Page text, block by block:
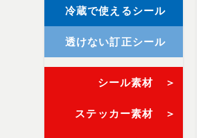
冷蔵で使えるシール
透けない訂正シール
シール素材 ＞
ステッカー素材 ＞